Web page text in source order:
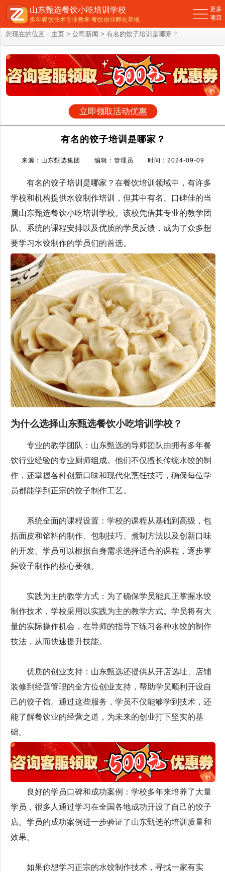
您现在的位置： 主页 > 公司新闻 > 有名的饺子培训是哪家？
立即领取活动优惠
有名的饺子培训是哪家？
来源：山东甄选集团 编辑：管理员 时间：2024-09-09
有名的饺子培训是哪家？在餐饮培训领域中，有许多
学校和机构提供水饺制作培训，但其中有名、口碑佳的当
属山东甄选餐饮小吃培训学校。该校凭借其专业的教学团
队、系统的课程安排以及优质的学员反馈，成为了众多想
要学习水饺制作的学员们的首选。
为什么选择山东甄选餐饮小吃培训学校？
专业的教学团队：山东甄选的导师团队由拥有多年餐
饮行业经验的专业厨师组成。他们不仅擅长传统水饺的制
作，还掌握各种创新口味和现代化烹饪技巧，确保每位学
员都能学到正宗的饺子制作工艺。
系统全面的课程设置：学校的课程从基础到高级，包
括面皮和馅料的制作、包制技巧、煮制方法以及创新口味
的开发。学员可以根据自身需求选择适合的课程，逐步掌
握饺子制作的核心要领。
实践为主的教学方式：为了确保学员能真正掌握水饺
制作技术，学校采用以实践为主的教学方式。学员将有大
量的实际操作机会，在导师的指导下练习各种水饺的制作
技法，从而快速提升技能。
优质的创业支持：山东甄选还提供从开店选址、店铺
装修到经营管理的全方位创业支持，帮助学员顺利开设自
己的饺子馆。通过这些服务，学员不仅能够学到技术，还
能了解餐饮业的经营之道，为未来的创业打下坚实的基
础。
良好的学员口碑和成功案例：学校多年来培养了大量
学员，很多人通过学习在全国各地成功开设了自己的饺子
店。学员的成功案例进一步验证了山东甄选的培训质量和
效果。
如果你想学习正宗的水饺制作技术，寻找一家有实
山东甄选餐饮小吃培训学校
多年餐饮技术专业教学 餐饮创业孵化基地
更多
项目